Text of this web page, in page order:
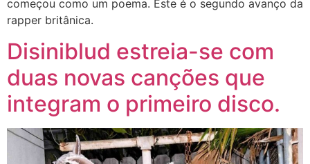
começou como um poema. Este é o segundo avanço da
rapper britânica.
Disiniblud estreia-se com
duas novas canções que
integram o primeiro disco.